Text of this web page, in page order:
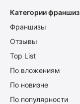
Категории франшиз
Франшизы
Отзывы
Top List
По вложениям
По новизне
По популярности